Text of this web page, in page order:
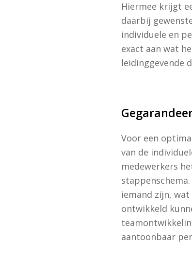
Hiermee krijgt
daarbij
individuele en
exact aan wat
leidinggevende
Voor een
van de
medewerkers
iemand zijn,
ontwikkeld
aantoonbaar